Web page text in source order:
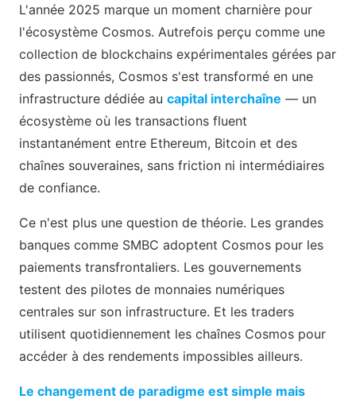
L'année 2025 marque un moment charnière pour
l'écosystème Cosmos. Autrefois perçu comme une
collection de blockchains expérimentales gérées par
des passionnés, Cosmos s'est transformé en une
infrastructure dédiée au capital interchaîne — un
écosystème où les transactions fluent
instantanément entre Ethereum, Bitcoin et des
chaînes souveraines, sans friction ni intermédiaires
de confiance.
Ce n'est plus une question de théorie. Les grandes
banques comme SMBC adoptent Cosmos pour les
paiements transfrontaliers. Les gouvernements
testent des pilotes de monnaies numériques
centrales sur son infrastructure. Et les traders
utilisent quotidiennement les chaînes Cosmos pour
accéder à des rendements impossibles ailleurs.
Le changement de paradigme est simple mais